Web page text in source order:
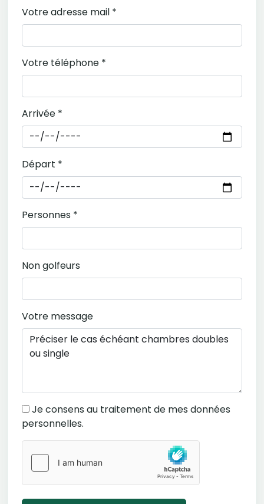
Votre adresse mail *
Votre téléphone *
Arrivée *
Départ *
Personnes *
Non golfeurs
Votre message
Je consens au traitement de mes données
personnelles.